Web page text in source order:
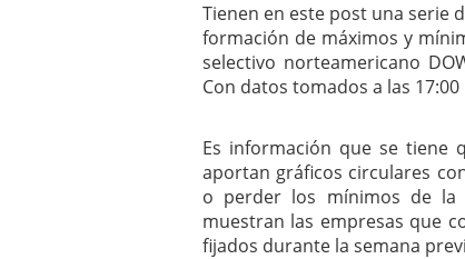
mayo 28, 2013
Catalejo sobre
y a?n tienen
CATALEJO SOBRE
alcanzar la zona
Tienen en este post una serie
formación de máximos y
selectivo norteamericano
Con datos tomados a las
Es información que se tiene
aportan gráficos circulares
o perder los mínimos de la
muestran las empresas que
fijados durante la semana